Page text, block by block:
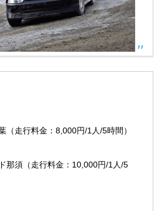
走行料金：8,000円/1人/5時間）
那須（走行料金：10,000円/1人/5